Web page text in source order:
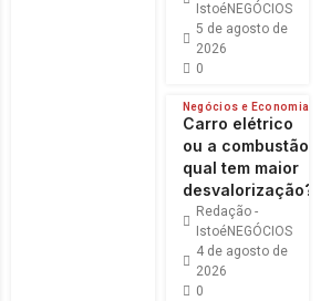
IstoéNEGÓCIOS
5 de agosto de
2026
0
Negócios e Economia
Carro elétrico
ou a combustão:
qual tem maior
desvalorização?
Redação -
IstoéNEGÓCIOS
4 de agosto de
2026
0